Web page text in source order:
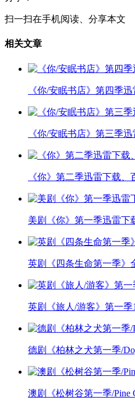
扫一扫在手机阅读、分享本文
相关文章
《你/安眠书店》第四季
《你/安眠书店》第三季
《你》第二季迅雷下载
美剧《你》第一季迅雷下
英剧《四条生命第一季》
英剧《旅人/游客》第一季
德剧《柏林之犬第一季/
澳剧《松树谷第一季/Pine